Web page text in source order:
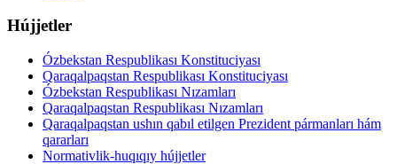
Hújjetler
Ózbekstan Respublikası Konstituciyası
Qaraqalpaqstan Respublikası Konstituciyası
Ózbekstan Respublikası Nızamları
Qaraqalpaqstan Respublikası Nızamları
Qaraqalpaqstan ushın qabıl etilgen Prezident pármanları hám
qararları
Normativlik-huqıqıy hújjetler